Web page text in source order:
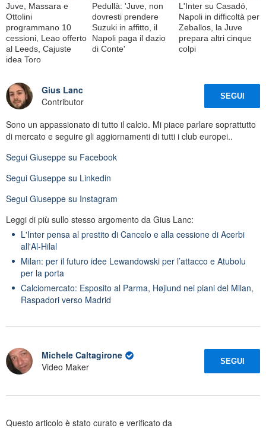
Juve, Massara e
Ottolini
programmano 10
cessioni, Leao offerto
al Leeds, Cajuste
idea Toro
Pedullà: 'Juve, non
dovresti prendere
Suzuki in affitto, il
Napoli paga il dazio
di Conte'
L'Inter su Casadó,
Napoli in difficoltà per
Zeballos, la Juve
prepara altri cinque
colpi
Gius Lanc
Contributor
SEGUI
Sono un appassionato di tutto il calcio. Mi piace parlare soprattutto
di mercato e seguire gli aggiornamenti di tutti i club europei..
Segui Giuseppe su Facebook
Segui Giuseppe su Linkedin
Segui Giuseppe su Instagram
Leggi di più sullo stesso argomento da Gius Lanc:
L'Inter pensa al prestito di Cancelo e alla cessione di Acerbi
all'Al-Hilal
Milan: per il futuro idee Lewandowski per l’attacco e Atubolu
per la porta
Calciomercato: Esposito al Parma, Højlund nei piani del Milan,
Raspadori verso Madrid
Michele Caltagirone
Video Maker
SEGUI
Questo articolo è stato curato e verificato da